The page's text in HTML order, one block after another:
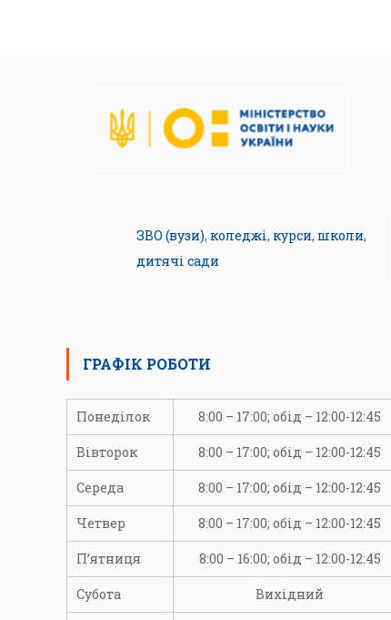
ЗВО (вузи), коледжі, курси, школи,
дитячі сади
ГРАФІК РОБОТИ
Понеділок 8:00 – 17:00; обід – 12:00-12:45
Вівторок 8:00 – 17:00; обід – 12:00-12:45
Середа 8:00 – 17:00; обід – 12:00-12:45
Четвер 8:00 – 17:00; обід – 12:00-12:45
П’ятниця 8:00 – 16:00; обід – 12:00-12:45
Субота Вихідний